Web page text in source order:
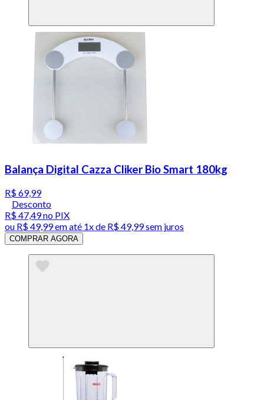
Balança Digital Cazza Cliker Bio Smart 180kg
R$ 69,99
Desconto
R$ 47,49no PIX
ou R$ 49,99em até 1x de R$ 49,99sem juros
COMPRAR AGORA